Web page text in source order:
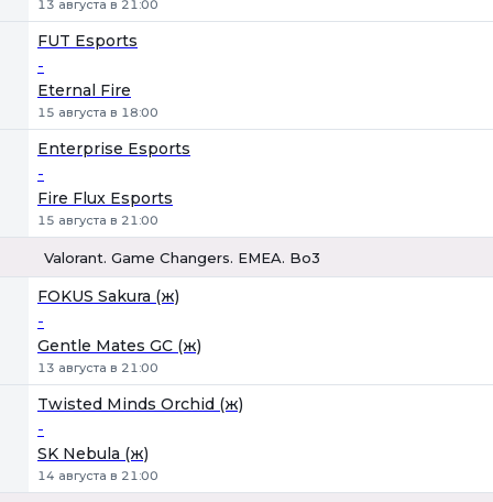
13 августа в 21:00
FUT Esports
-
Eternal Fire
15 августа в 18:00
Enterprise Esports
-
Fire Flux Esports
15 августа в 21:00
Valorant. Game Changers. EMEA. Bo3
FOKUS Sakura (ж)
-
Gentle Mates GC (ж)
13 августа в 21:00
Twisted Minds Orchid (ж)
-
SK Nebula (ж)
14 августа в 21:00